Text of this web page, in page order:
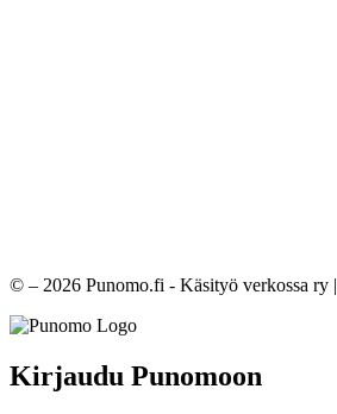
© – 2026 Punomo.fi - Käsityö verkossa ry |
Kirjaudu Punomoon